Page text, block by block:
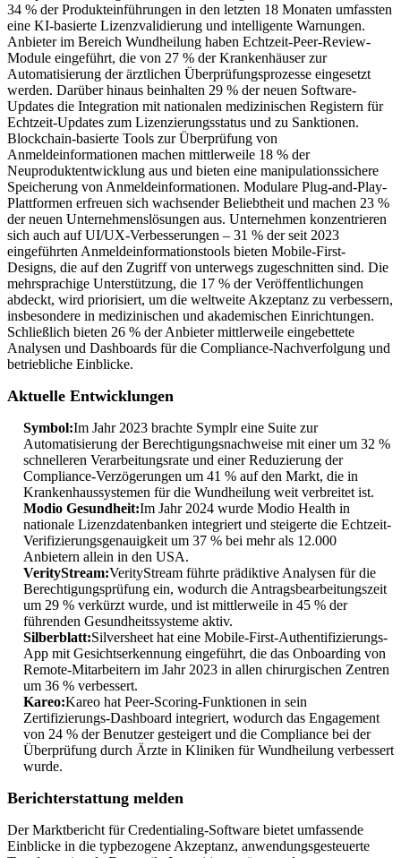
34 % der Produkteinführungen in den letzten 18 Monaten umfassten
eine KI-basierte Lizenzvalidierung und intelligente Warnungen.
Anbieter im Bereich Wundheilung haben Echtzeit-Peer-Review-
Module eingeführt, die von 27 % der Krankenhäuser zur
Automatisierung der ärztlichen Überprüfungsprozesse eingesetzt
werden. Darüber hinaus beinhalten 29 % der neuen Software-
Updates die Integration mit nationalen medizinischen Registern für
Echtzeit-Updates zum Lizenzierungsstatus und zu Sanktionen.
Blockchain-basierte Tools zur Überprüfung von
Anmeldeinformationen machen mittlerweile 18 % der
Neuproduktentwicklung aus und bieten eine manipulationssichere
Speicherung von Anmeldeinformationen. Modulare Plug-and-Play-
Plattformen erfreuen sich wachsender Beliebtheit und machen 23 %
der neuen Unternehmenslösungen aus. Unternehmen konzentrieren
sich auch auf UI/UX-Verbesserungen – 31 % der seit 2023
eingeführten Anmeldeinformationstools bieten Mobile-First-
Designs, die auf den Zugriff von unterwegs zugeschnitten sind. Die
mehrsprachige Unterstützung, die 17 % der Veröffentlichungen
abdeckt, wird priorisiert, um die weltweite Akzeptanz zu verbessern,
insbesondere in medizinischen und akademischen Einrichtungen.
Schließlich bieten 26 % der Anbieter mittlerweile eingebettete
Analysen und Dashboards für die Compliance-Nachverfolgung und
betriebliche Einblicke.
Aktuelle Entwicklungen
Symbol:Im Jahr 2023 brachte Symplr eine Suite zur
Automatisierung der Berechtigungsnachweise mit einer um 32 %
schnelleren Verarbeitungsrate und einer Reduzierung der
Compliance-Verzögerungen um 41 % auf den Markt, die in
Krankenhaussystemen für die Wundheilung weit verbreitet ist.
Modio Gesundheit:Im Jahr 2024 wurde Modio Health in
nationale Lizenzdatenbanken integriert und steigerte die Echtzeit-
Verifizierungsgenauigkeit um 37 % bei mehr als 12.000
Anbietern allein in den USA.
VerityStream:VerityStream führte prädiktive Analysen für die
Berechtigungsprüfung ein, wodurch die Antragsbearbeitungszeit
um 29 % verkürzt wurde, und ist mittlerweile in 45 % der
führenden Gesundheitssysteme aktiv.
Silberblatt:Silversheet hat eine Mobile-First-Authentifizierungs-
App mit Gesichtserkennung eingeführt, die das Onboarding von
Remote-Mitarbeitern im Jahr 2023 in allen chirurgischen Zentren
um 36 % verbessert.
Kareo:Kareo hat Peer-Scoring-Funktionen in sein
Zertifizierungs-Dashboard integriert, wodurch das Engagement
von 24 % der Benutzer gesteigert und die Compliance bei der
Überprüfung durch Ärzte in Kliniken für Wundheilung verbessert
wurde.
Berichterstattung melden
Der Marktbericht für Credentialing-Software bietet umfassende
Einblicke in die typbezogene Akzeptanz, anwendungsgesteuerte